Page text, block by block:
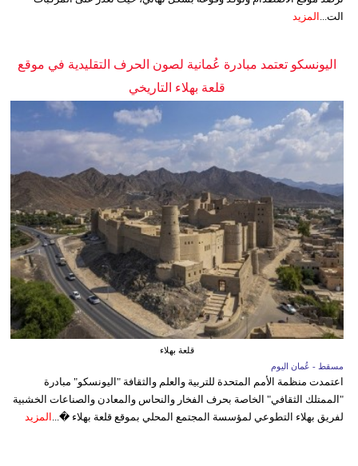
الت...
المزيد
اليونسكو تعتمد مبادرة عُمانية لصون الحرف التقليدية في موقع
قلعة بهلاء التاريخي
قلعة بهلاء
مسقط - عُمان اليوم
اعتمدت منظمة الأمم المتحدة للتربية والعلم والثقافة "اليونسكو" مبادرة
"الممتلك الثقافي" الخاصة بحرف الفخار والنحاس والمعادن والصناعات الخشبية
لفريق بهلاء التطوعي لمؤسسة المجتمع المحلي بموقع قلعة بهلاء �... المزيد